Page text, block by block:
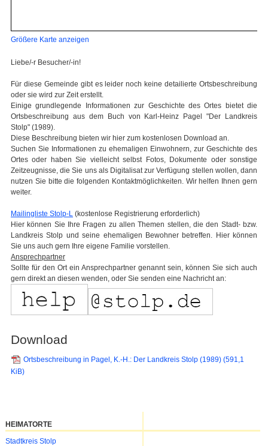
Größere Karte anzeigen
Liebe/-r Besucher/-in!
Für diese Gemeinde gibt es leider noch keine detailierte Ortsbeschreibung
oder sie wird zur Zeit erstellt.
Einige grundlegende Informationen zur Geschichte des Ortes bietet die
Ortsbeschreibung aus dem Buch von Karl-Heinz Pagel "Der Landkreis
Stolp" (1989).
Diese Beschreibung bieten wir hier zum kostenlosen Download an.
Suchen Sie Informationen zu ehemaligen Einwohnern, zur Geschichte des
Ortes oder haben Sie vielleicht selbst Fotos, Dokumente oder sonstige
Zeitzeugnisse, die Sie uns als Digitalisat zur Verfügung stellen wollen, dann
nutzen Sie bitte die folgenden Kontaktmöglichkeiten. Wir helfen Ihnen gern
weiter.
Mailingliste Stolp-L (kostenlose Registrierung erforderlich)
Hier können Sie Ihre Fragen zu allen Themen stellen, die den Stadt- bzw.
Landkreis Stolp und seine ehemaligen Bewohner betreffen. Hier können
Sie uns auch gern Ihre eigene Familie vorstellen.
Ansprechpartner
Sollte für den Ort ein Ansprechpartner genannt sein, können Sie sich auch
gern direkt an diesen wenden, oder Sie senden eine Nachricht an:
Download
Ortsbeschreibung in Pagel, K.-H.: Der Landkreis Stolp (1989) (591,1
KiB)
HEIMATORTE
Navigation
Stadtkreis Stolp